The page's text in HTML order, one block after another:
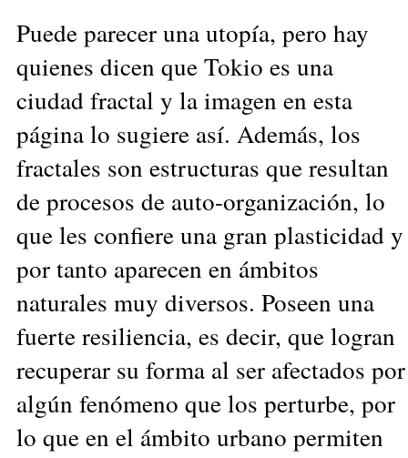
Puede parecer una utopía, pero hay
quienes dicen que Tokio es una
ciudad fractal y la imagen en esta
página lo sugiere así. Además, los
fractales son estructuras que resultan
de procesos de auto-organización, lo
que les confiere una gran plasticidad y
por tanto aparecen en ámbitos
naturales muy diversos. Poseen una
fuerte resiliencia, es decir, que logran
recuperar su forma al ser afectados por
algún fenómeno que los perturbe, por
lo que en el ámbito urbano permiten